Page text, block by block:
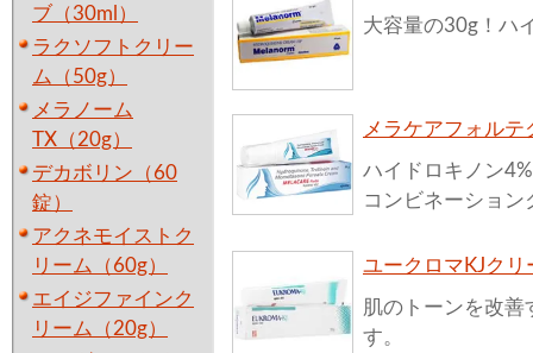
ブ（30ml）
ラクソフトクリー
ム（50g）
メラノーム
TX（20g）
デカボリン（60
錠）
アクネモイストク
リーム（60g）
エイジファインク
リーム（20g）
大容量の30g！ハ
メラケアフォル
ハイドロキノン
コンビネーション
ユークロマKJクリ
肌のトーンを改
す。